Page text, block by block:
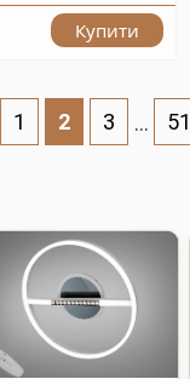
Купити
1 2 3 51